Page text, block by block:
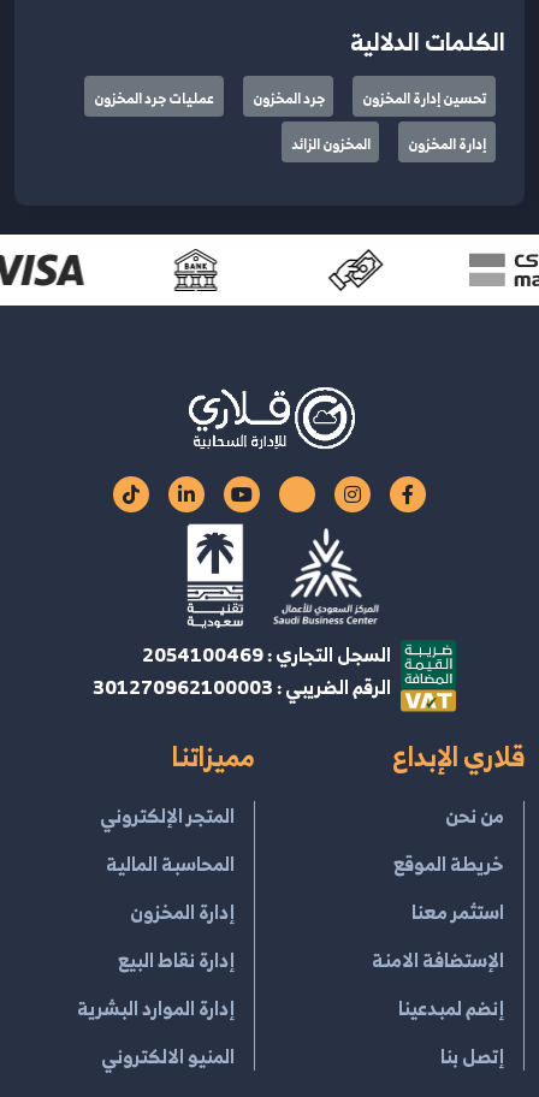
الكلمات الدلالية
تحسين إدارة المخزون جرد المخزون
عمليات جرد المخزون
إدارة المخزون
المخزون الزائد
السجل التجاري : 2054100469
الرقم الضريبي : 301270962100003
قلاري الإبداع
من نحن
خريطة الموقع
استثمر معنا
الإستضافة الامنة
إنضم لمبدعينا
إتصل بنا
مميزاتنا
المتجر الإلكتروني
المحاسبة المالية
إدارة المخزون
إدارة نقاط البيع
إدارة الموارد البشرية
المنيو الالكتروني